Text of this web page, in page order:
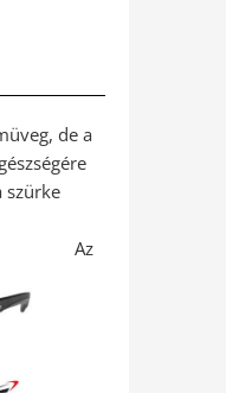
de a
szürke
Az